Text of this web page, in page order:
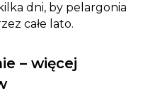
dni, by pelargonia
całe lato.
– więcej